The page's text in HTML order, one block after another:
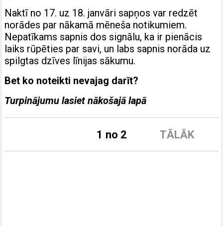
Naktī no 17. uz 18. janvāri sapņos var redzēt
norādes par nākamā mēneša notikumiem.
Nepatīkams sapnis dos signālu, ka ir pienācis
laiks rūpēties par savi, un labs sapnis norāda uz
spilgtas dzīves līnijas sākumu.
Bet ko noteikti nevajag darīt?
Turpinājumu lasiet nākošajā lapā
TĀLĀK
1 no 2